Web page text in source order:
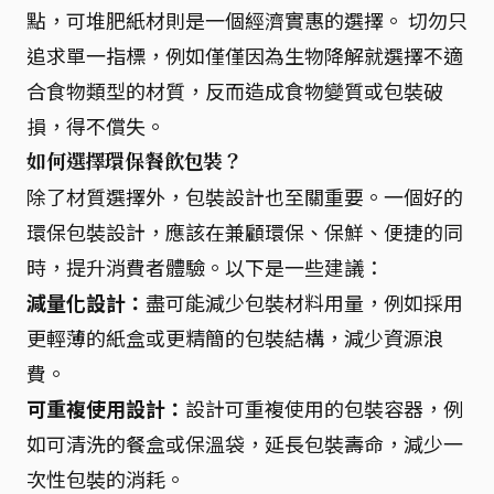
點，可堆肥紙材則是一個經濟實惠的選擇。 切勿只
追求單一指標，例如僅僅因為生物降解就選擇不適
合食物類型的材質，反而造成食物變質或包裝破
損，得不償失。
如何選擇環保餐飲包裝？
除了材質選擇外，包裝設計也至關重要。一個好的
環保包裝設計，應該在兼顧環保、保鮮、便捷的同
時，提升消費者體驗。以下是一些建議：
減量化設計： 盡可能減少包裝材料用量，例如採用
更輕薄的紙盒或更精簡的包裝結構，減少資源浪
費。
可重複使用設計： 設計可重複使用的包裝容器，例
如可清洗的餐盒或保溫袋，延長包裝壽命，減少一
次性包裝的消耗。